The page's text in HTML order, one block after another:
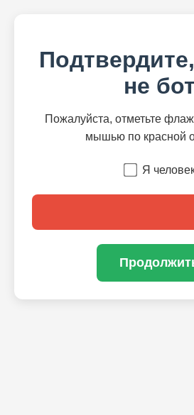
не бот
Пожалуйста, отметьте
мышью по красной
Я